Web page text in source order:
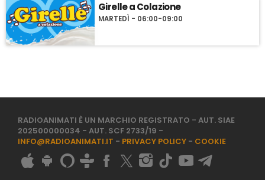
Girelle a Colazione
MARTEDÌ - 06:00-09:00
RADIOANIMATI È UN MARCHIO REGISTRATO - AUT. SIAE
202500000034 - AUT. SCF 2733/19 -
INFO@RADIOANIMATI.IT - PRIVACY POLICY - COOKIE